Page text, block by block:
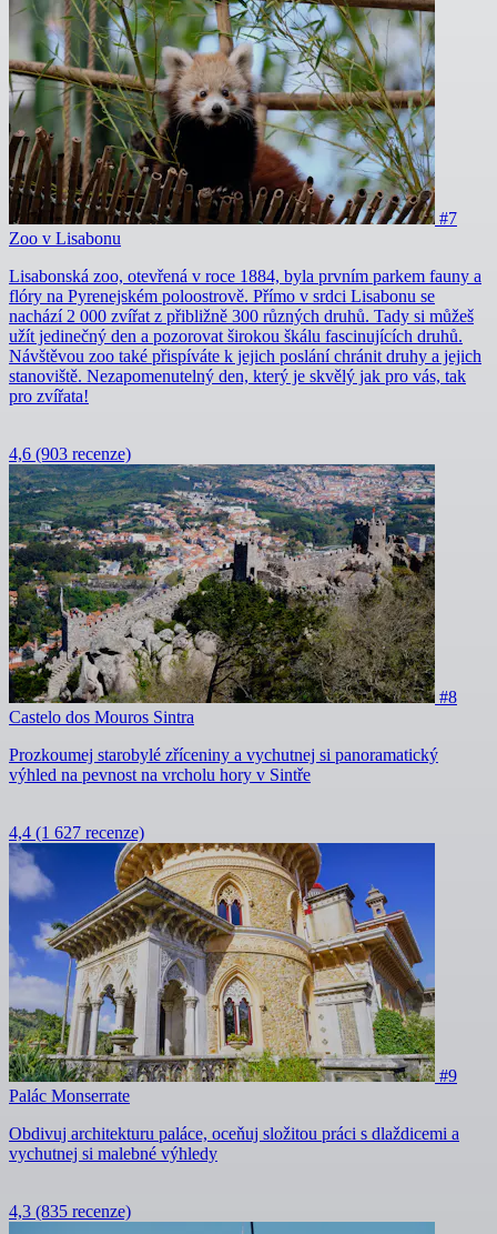
#7
Zoo v Lisabonu
Lisabonská zoo, otevřená v roce 1884, byla prvním parkem fauny a
flóry na Pyrenejském poloostrově. Přímo v srdci Lisabonu se
nachází 2 000 zvířat z přibližně 300 různých druhů. Tady si můžeš
užít jedinečný den a pozorovat širokou škálu fascinujících druhů.
Návštěvou zoo také přispíváte k jejich poslání chránit druhy a jejich
stanoviště. Nezapomenutelný den, který je skvělý jak pro vás, tak
pro zvířata!
4,6 (903 recenze)
#8
Castelo dos Mouros Sintra
Prozkoumej starobylé zříceniny a vychutnej si panoramatický
výhled na pevnost na vrcholu hory v Sintře
4,4 (1 627 recenze)
#9
Palác Monserrate
Obdivuj architekturu paláce, oceňuj složitou práci s dlaždicemi a
vychutnej si malebné výhledy
4,3 (835 recenze)